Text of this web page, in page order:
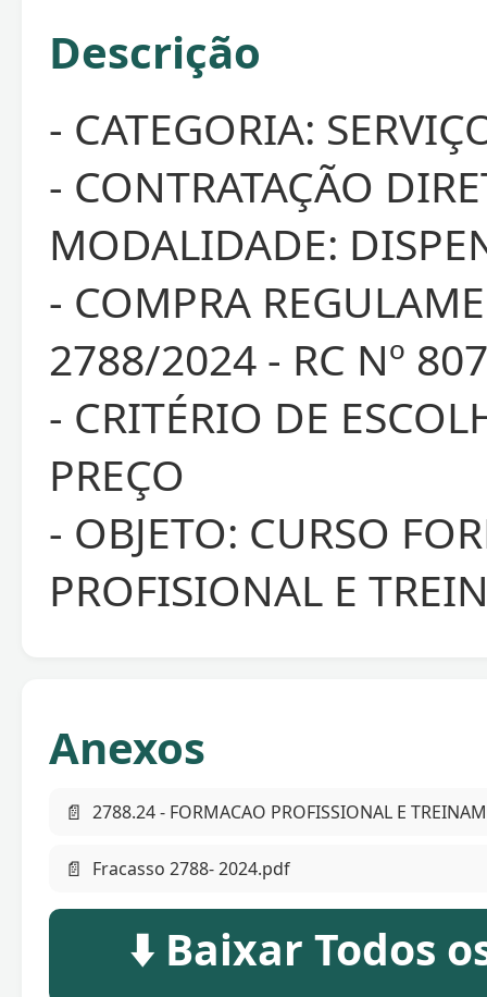
Descrição
- CATEGORIA:
- CONTRATAÇÃO
MODALIDADE:
- COMPRA
2788/2024 - RC Nº
- CRITÉRIO DE
PREÇO
- OBJETO: CURSO
PROFISIONAL E
Anexos
📄 2788.24 - FORMACAO PROFISSIONAL E
📄 Fracasso 2788- 2024.pdf
⬇️ Baixar Todos